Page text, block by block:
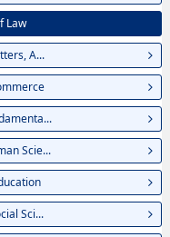
Law
A...
Scie...
Sci...